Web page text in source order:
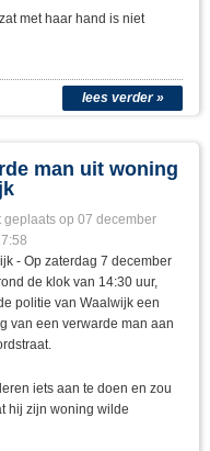
met haar hand is niet
lees verder »
man uit woning
geplaats op 07 december
- Op zaterdag 7 december
de klok van 14:30 uur,
politie van Waalwijk een
van een verwarde man aan
iets aan te doen en zou
hij zijn woning wilde